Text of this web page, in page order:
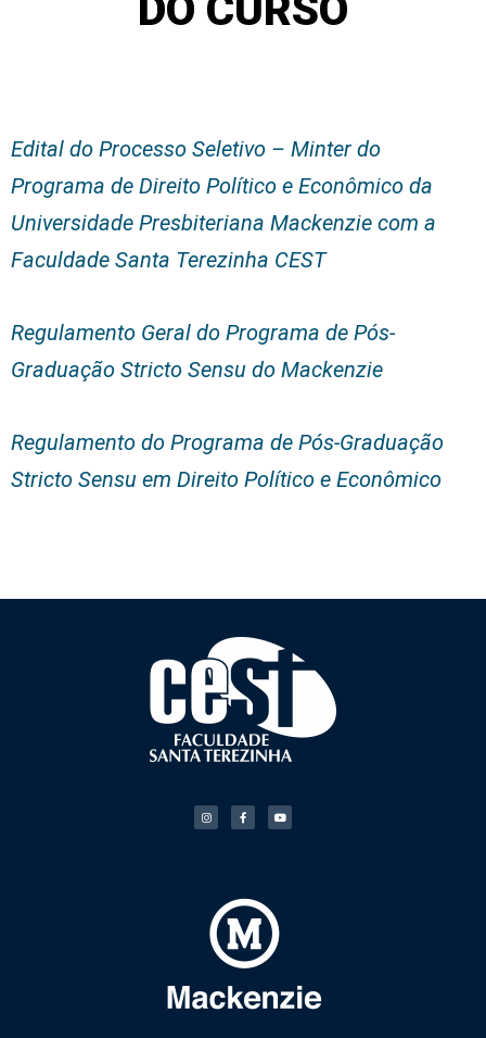
Edital do Processo Seletivo – Minter do
Programa de Direito Político e Econômico da
Universidade Presbiteriana Mackenzie com a
Faculdade Santa Terezinha CEST
Regulamento Geral do Programa de Pós-
Graduação Stricto Sensu do Mackenzie
Regulamento do Programa de Pós-Graduação
Stricto Sensu em Direito Político e Econômico